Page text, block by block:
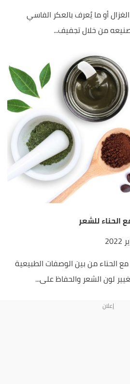
أو ما يُعرف بالعكر الفاسي
من خلال تجفيف...
الحناء للشعر
الحناء من بين الوصفات الطبيعية
لون الشعر والحفاظ على...